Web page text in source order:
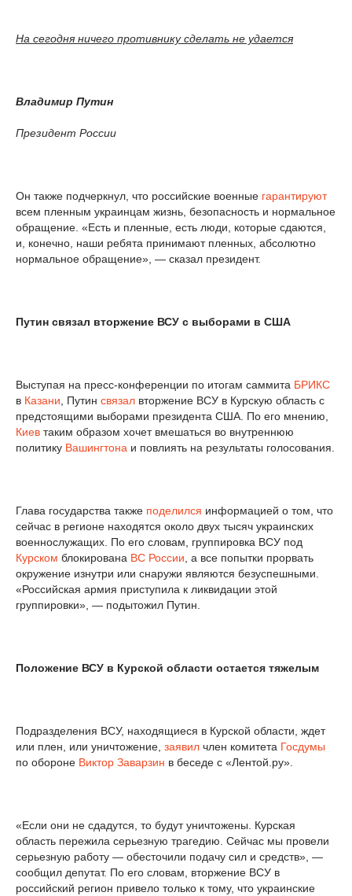
На сегодня ничего противнику сделать не удается
Владимир Путин
Президент России
Он также подчеркнул, что российские военные гарантируют
всем пленным украинцам жизнь, безопасность и нормальное
обращение. «Есть и пленные, есть люди, которые сдаются,
и, конечно, наши ребята принимают пленных, абсолютно
нормальное обращение», — сказал президент.
Путин связал вторжение ВСУ с выборами в США
Выступая на пресс-конференции по итогам саммита БРИКС
в Казани , Путин связал вторжение ВСУ в Курскую область с
предстоящими выборами президента США. По его мнению,
Киев таким образом хочет вмешаться во внутреннюю
политику Вашингтона и повлиять на результаты голосования.
Глава государства также поделился информацией о том, что
сейчас в регионе находятся около двух тысяч украинских
военнослужащих. По его словам, группировка ВСУ под
Курском блокирована ВС России , а все попытки прорвать
окружение изнутри или снаружи являются безуспешными.
«Российская армия приступила к ликвидации этой
группировки», — подытожил Путин.
Положение ВСУ в Курской области остается тяжелым
Подразделения ВСУ, находящиеся в Курской области, ждет
или плен, или уничтожение, заявил член комитета Госдумы
по обороне Виктор Заварзин в беседе с «Лентой.ру».
«Если они не сдадутся, то будут уничтожены. Курская
область пережила серьезную трагедию. Сейчас мы провели
серьезную работу — обесточили подачу сил и средств», —
сообщил депутат. По его словам, вторжение ВСУ в
российский регион привело только к тому, что украинские